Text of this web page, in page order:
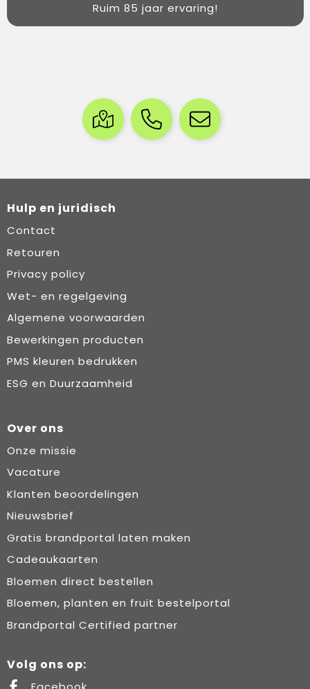
Ruim 85 jaar ervaring!
Hulp en juridisch
Contact
Retouren
Privacy policy
Wet- en regelgeving
Algemene voorwaarden
Bewerkingen producten
PMS kleuren bedrukken
ESG en Duurzaamheid
Over ons
Onze missie
Vacature
Klanten beoordelingen
Nieuwsbrief
Gratis brandportal laten maken
Cadeaukaarten
Bloemen direct bestellen
Bloemen, planten en fruit bestelportal
Brandportal Certified partner
Volg ons op: